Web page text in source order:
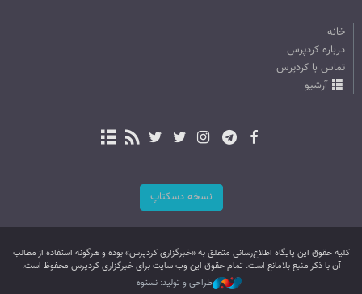
خانه
درباره کردپرس
تماس با کردپرس
آرشیو
نسخه دسکتاپ
کليه حقوق اين پایگاه اطلاع‌رسانی متعلق به «خبرگزاری کردپرس» بوده و هرگونه استفاده از مطالب
آن با ذکر منبع بلامانع است. تمام حقوق این وب سایت برای خبرگزاری کردپرس محفوظ است.
طراحی و تولید: نستوه